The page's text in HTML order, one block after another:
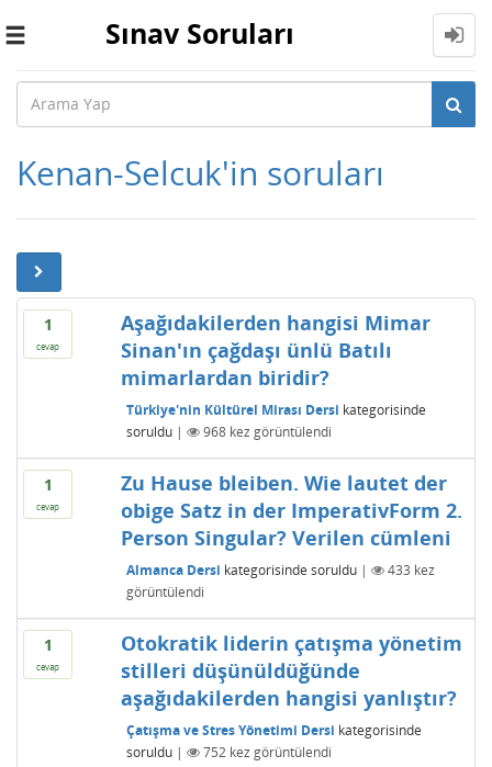
Toggle
Sınav Soruları
Kenan-Selcuk'in soruları
1
cevap
Aşağıdakilerden hangisi Mimar
Sinan'ın çağdaşı ünlü Batılı
mimarlardan biridir?
Türkiye'nin Kültürel Mirası Dersi kategorisinde
soruldu | 968kez görüntülendi
1
cevap
Zu Hause bleiben. Wie lautet der
obige Satz in der ImperativForm 2.
Person Singular? Verilen cümleni
Almanca Dersi kategorisinde soruldu | 433 kez
görüntülendi
1
cevap
Otokratik liderin çatışma yönetim
stilleri düşünüldüğünde
aşağıdakilerden hangisi yanlıştır?
Çatışma ve Stres Yönetimi Dersi kategorisinde
soruldu | 752kez görüntülendi